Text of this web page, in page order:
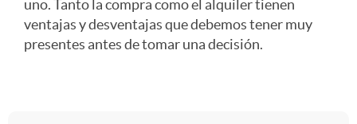
n
e
c
e
uno. Tanto la compra como el alquiler tienen
ventajas y desventajas que debemos tener muy
presentes antes de tomar una decisión.